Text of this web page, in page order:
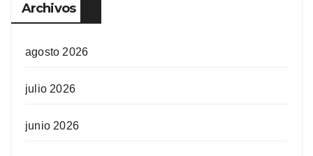
Archivos
agosto 2026
julio 2026
junio 2026